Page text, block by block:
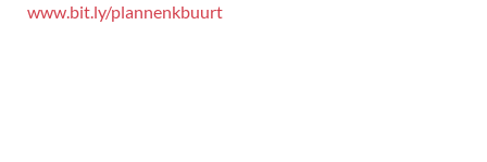
www.bit.ly/plannenkbuurt